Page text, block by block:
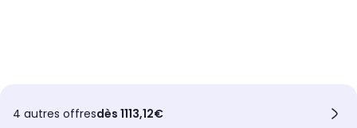
4 autres offresdès 1113,12€